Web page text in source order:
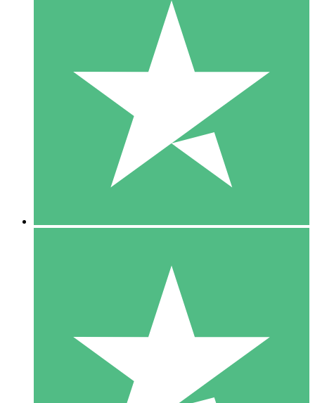
Individuella Kreditpaket
Betala per användning med nedladdningskrediter. Inget
1 Nedladdningar
10 00
10 Nedladdningar
20 00